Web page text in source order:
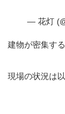
— 花灯
建物が密集す
現場の状況は以